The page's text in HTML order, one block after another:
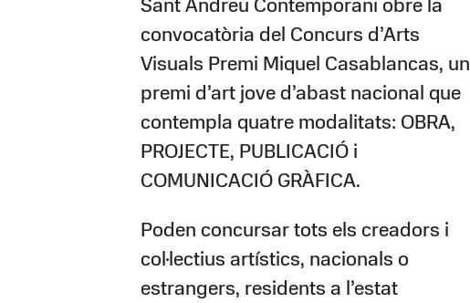
Sant Andreu Contemporani obre la
convocatòria del Concurs d’Arts
Visuals Premi Miquel Casablancas, un
premi d’art jove d’abast nacional que
contempla quatre modalitats: OBRA,
PROJECTE, PUBLICACIÓ i
COMUNICACIÓ GRÀFICA.
Poden concursar tots els creadors i
col·lectius artístics, nacionals o
estrangers, residents a l’estat